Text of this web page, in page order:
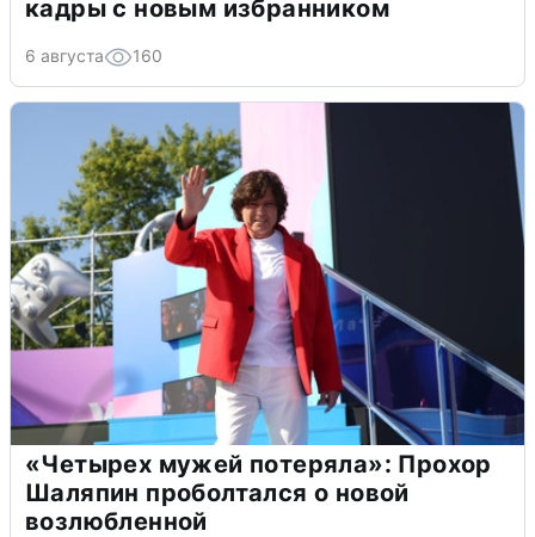
кадры с новым избранником
6 августа 160
«Четырех мужей потеряла»: Прохор
Шаляпин проболтался о новой
возлюбленной